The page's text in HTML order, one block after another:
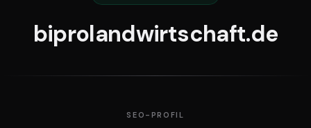
biprolandwirtschaft.de
SEO-PROFIL